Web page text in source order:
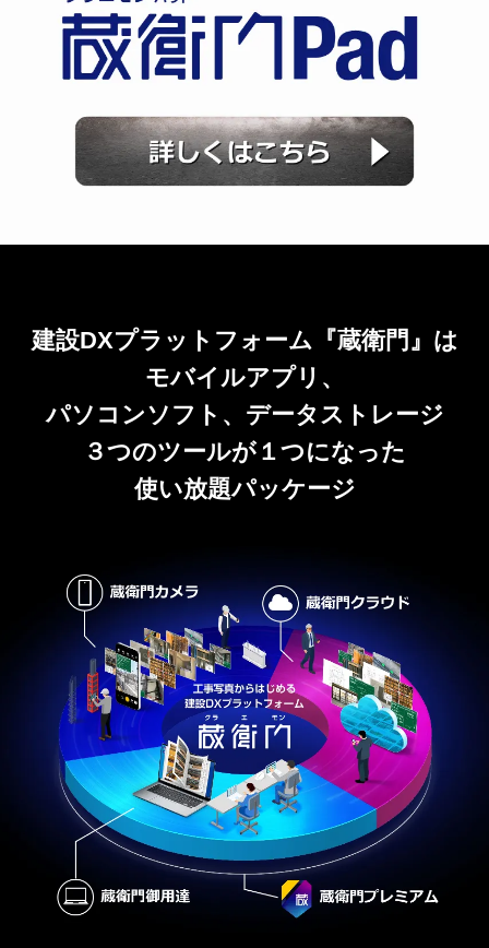
建設DXプラットフォーム『蔵衛門』は
モバイルアプリ、
パソコンソフト、データストレージ
３つのツールが１つになった
使い放題パッケージ